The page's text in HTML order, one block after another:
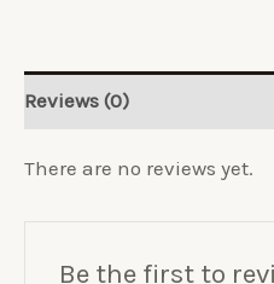
Reviews (0)
There are no reviews yet.
Be the first to